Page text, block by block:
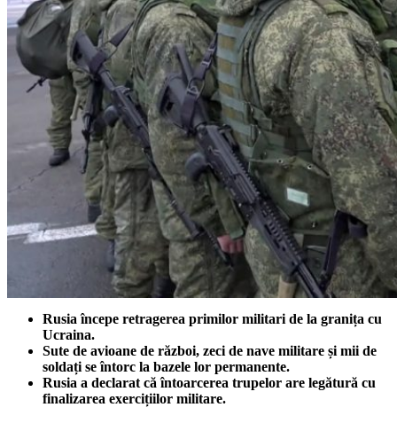
Rusia începe retragerea primilor militari de la granița cu
Ucraina.
Sute de avioane de război, zeci de nave militare și mii de
soldați se întorc la bazele lor permanente.
Rusia a declarat că întoarcerea trupelor are legătură cu
finalizarea exercițiilor militare.